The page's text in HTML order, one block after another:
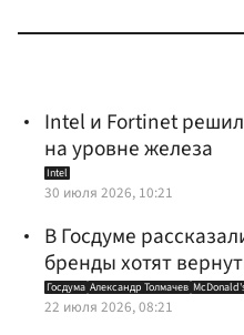
Intel и Fortinet
на уровне железа
Intel
30 июля 2026, 10:21
В Госдуме
бренды хотят
Госдума Александр Толмачев
22 июля 2026, 08:21